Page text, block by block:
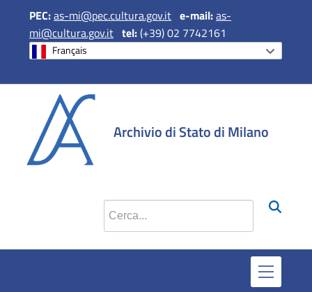
PEC:as-mi@pec.cultura.gov.it e-mail:as-
mi@cultura.gov.it tel:(+39) 02 7742161
Français
Archivio di Stato di Milano
Cerca nel sito